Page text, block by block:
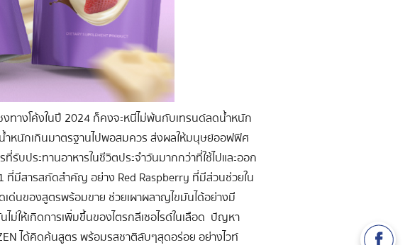
ทางโค้งในปี 2024 ก็คงจะหนีไม่พ้นกับเทรนด์ลดน้ำหนัก
ำหนักเกินมาตรฐานไปพอสมควร ส่งผลให้มนุษย์ออฟฟิศ
บประทานอาหารในชีวิตประจำวันมากกว่าที่ใช้ไปและออก
ที่มีสารสกัดสำคัญ อย่าง Red Raspberry ที่มีส่วนช่วยใน
เด่นของสูตรพร้อมขาย ช่วยเผาผลาญไขมันได้อย่างมี
ให้เกิดการเพิ่มขึ้นของไตรกลีเซอไรด์ในเลือด ปัญหา
ได้คิดค้นสูตร พร้อมรสชาติลับๆสุดอร่อย อย่างไวท์